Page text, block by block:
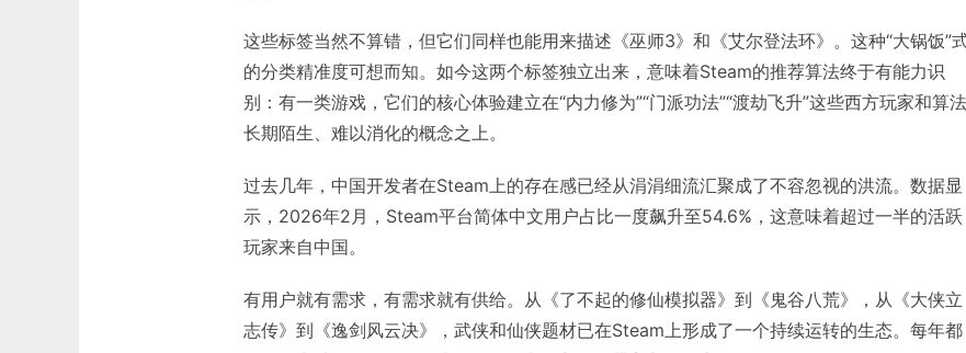
这些标签当然不算错，但它们同样也能用来描述《巫师3》和《艾尔登法环》。这种“大锅饭”
的分类精准度可想而知。如今这两个标签独立出来，意味着Steam的推荐算法终于有能力识
别：有一类游戏，它们的核心体验建立在“内力修为”“门派功法”“渡劫飞升”这些西方玩家和算法
长期陌生、难以消化的概念之上。
过去几年，中国开发者在Steam上的存在感已经从涓涓细流汇聚成了不容忽视的洪流。数据显
示，2026年2月，Steam平台简体中文用户占比一度飙升至54.6%，这意味着超过一半的活跃
玩家来自中国。
有用户就有需求，有需求就有供给。从 《了不起的修仙模拟器》 到《鬼谷八荒》，从《大侠立
志传》到《逸剑风云决》，武侠和仙侠题材已在Steam上形成了一个持续运转的生态。每年都